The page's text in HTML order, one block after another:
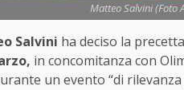
Matteo Salvini (Foto
Salvini ha deciso la
in concomitanza con
un evento “di rilevanza